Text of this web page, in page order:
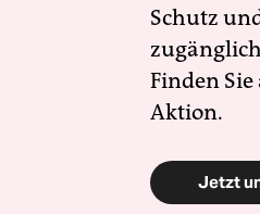
Schutz
Finden
Aktion.
Jetzt